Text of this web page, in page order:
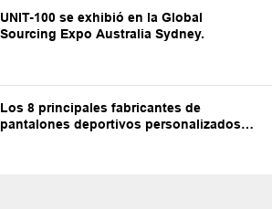
UNIT-100 se exhibió en la Global
Sourcing Expo Australia Sydney.
Los 8 principales fabricantes de
pantalones deportivos personalizados